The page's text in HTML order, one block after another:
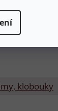
klobouky